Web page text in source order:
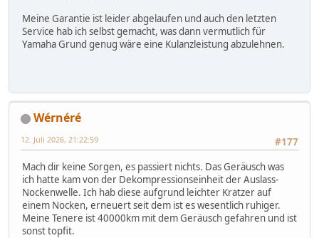
Meine Garantie ist leider abgelaufen und auch den letzten
Service hab ich selbst gemacht, was dann vermutlich für
Yamaha Grund genug wäre eine Kulanzleistung abzulehnen.
Wérnéré
#177
12. Juli 2026, 21:22:59
Mach dir keine Sorgen, es passiert nichts. Das Geräusch was
ich hatte kam von der Dekompressionseinheit der Auslass-
Nockenwelle. Ich hab diese aufgrund leichter Kratzer auf
einem Nocken, erneuert seit dem ist es wesentlich ruhiger.
Meine Tenere ist 40000km mit dem Geräusch gefahren und ist
sonst topfit.